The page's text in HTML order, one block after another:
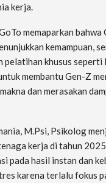
kerja.
memaparkan bahwa
kemampuan,
pelatihan khusus
membantu Gen-Z
dan merasakan
M.Psi, Psikolog
kerja di tahun
hasil instan dan
karena terlalu fokus